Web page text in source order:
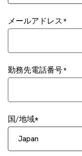
メールアドレス
勤務先電話番号
国/地域
Japan